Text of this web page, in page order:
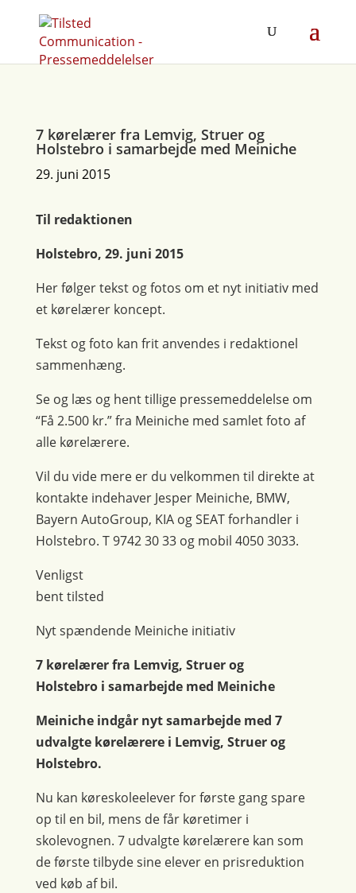
7 kørelærer fra Lemvig, Struer og
Holstebro i samarbejde med Meiniche
29. juni 2015
Til redaktionen
Holstebro, 29. juni 2015
Her følger tekst og fotos om et nyt initiativ med
et kørelærer koncept.
Tekst og foto kan frit anvendes i redaktionel
sammenhæng.
Se og læs og hent tillige pressemeddelelse om
“Få 2.500 kr.” fra Meiniche med samlet foto af
alle kørelærere.
Vil du vide mere er du velkommen til direkte at
kontakte indehaver Jesper Meiniche, BMW,
Bayern AutoGroup, KIA og SEAT forhandler i
Holstebro. T 9742 30 33 og mobil 4050 3033.
Venligst
bent tilsted
Nyt spændende Meiniche initiativ
7 kørelærer fra Lemvig, Struer og
Holstebro i samarbejde med Meiniche
Meiniche indgår nyt samarbejde med 7
udvalgte kørelærere i Lemvig, Struer og
Holstebro.
Nu kan køreskoleelever for første gang spare
op til en bil, mens de får køretimer i
skolevognen. 7 udvalgte kørelærere kan som
de første tilbyde sine elever en prisreduktion
ved køb af bil.